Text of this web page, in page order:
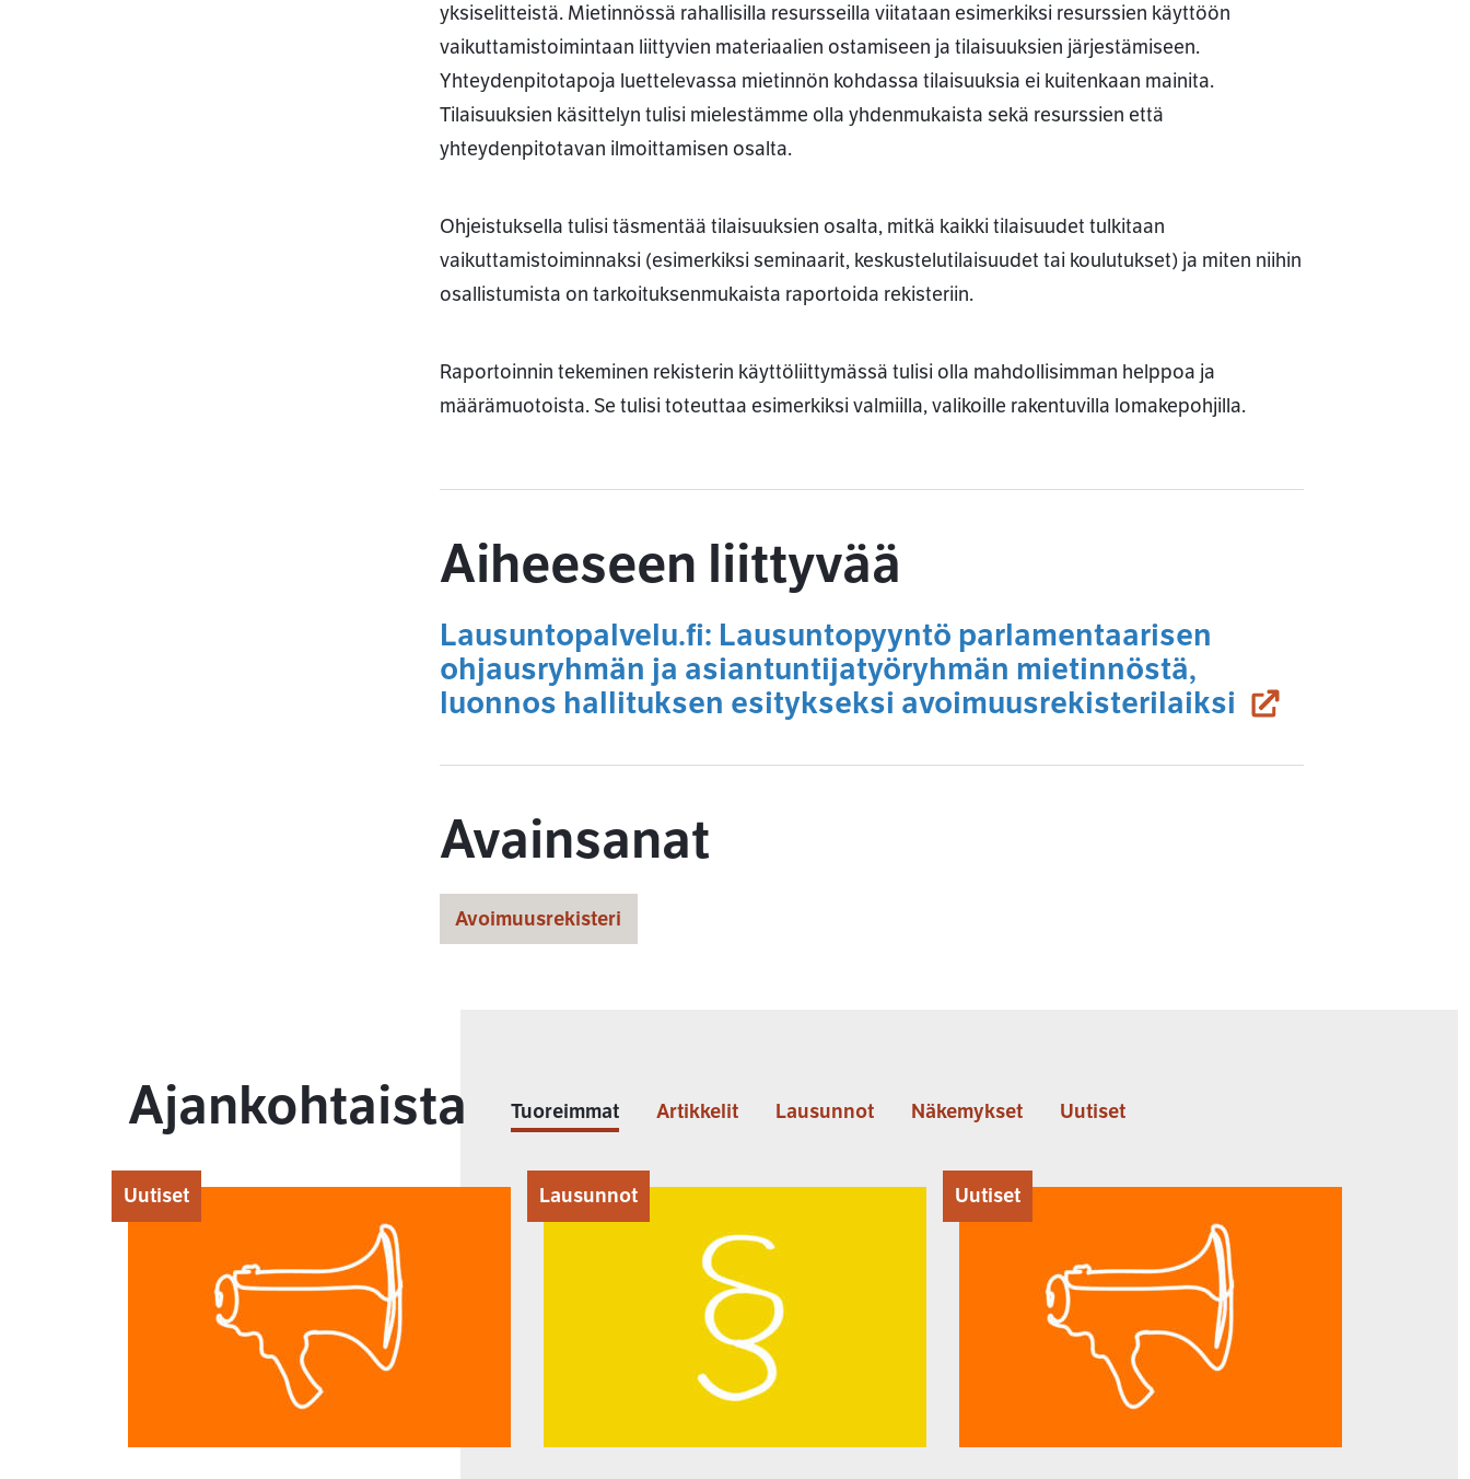
yksiselitteistä. Mietinnössä rahallisilla resursseilla viitataan esimerkiksi resurssien käyttöön
vaikuttamistoimintaan liittyvien materiaalien ostamiseen ja tilaisuuksien järjestämiseen.
Yhteydenpitotapoja luettelevassa mietinnön kohdassa tilaisuuksia ei kuitenkaan mainita.
Tilaisuuksien käsittelyn tulisi mielestämme olla yhdenmukaista sekä resurssien että
yhteydenpitotavan ilmoittamisen osalta.
Ohjeistuksella tulisi täsmentää tilaisuuksien osalta, mitkä kaikki tilaisuudet tulkitaan
vaikuttamistoiminnaksi (esimerkiksi seminaarit, keskustelutilaisuudet tai koulutukset) ja miten niihin
osallistumista on tarkoituksenmukaista raportoida rekisteriin.
Raportoinnin tekeminen rekisterin käyttöliittymässä tulisi olla mahdollisimman helppoa ja
määrämuotoista. Se tulisi toteuttaa esimerkiksi valmiilla, valikoille rakentuvilla lomakepohjilla.
Aiheeseen liittyvää
Lausuntopalvelu.fi: Lausuntopyyntö parlamentaarisen
ohjausryhmän ja asiantuntijatyöryhmän mietinnöstä,
luonnos hallituksen esitykseksi avoimuusrekisterilaiksi (siirryt toiseen
Avainsanat
Avoimuusrekisteri
Ajankohtaista Tuoreimmat Artikkelit Lausunnot Näkemykset Uutiset
Uutiset Lausunnot Uutiset